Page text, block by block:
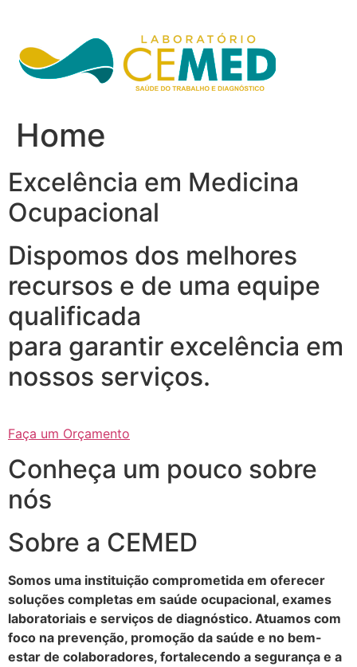
conteúdo
Home
Excelência em Medicina
Ocupacional
Dispomos dos melhores
recursos e de uma equipe
qualificada
para garantir excelência em
nossos serviços.
Faça um Orçamento
Conheça um pouco sobre
nós
Sobre a CEMED
Somos uma instituição comprometida em oferecer
soluções completas em saúde ocupacional, exames
laboratoriais e serviços de diagnóstico. Atuamos com
foco na prevenção, promoção da saúde e no bem-
estar de colaboradores, fortalecendo a segurança e a